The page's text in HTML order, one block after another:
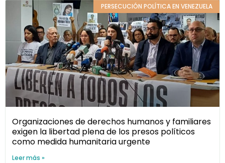
PERSECUCIÓN POLÍTICA EN VENEZUELA
Organizaciones de derechos humanos y familiares
exigen la libertad plena de los presos políticos
como medida humanitaria urgente
Leer más »